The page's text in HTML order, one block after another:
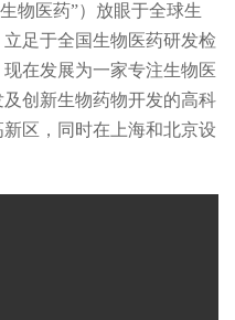
物医药”）放眼于全球生
足于全国生物医药研发检
在发展为一家专注生物医
创新生物药物开发的高科
区，同时在上海和北京设